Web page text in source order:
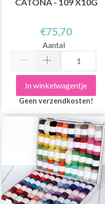
CATONA - 109 X10G
€75,70
Aantal
In winkelwagentje
Geen verzendkosten!